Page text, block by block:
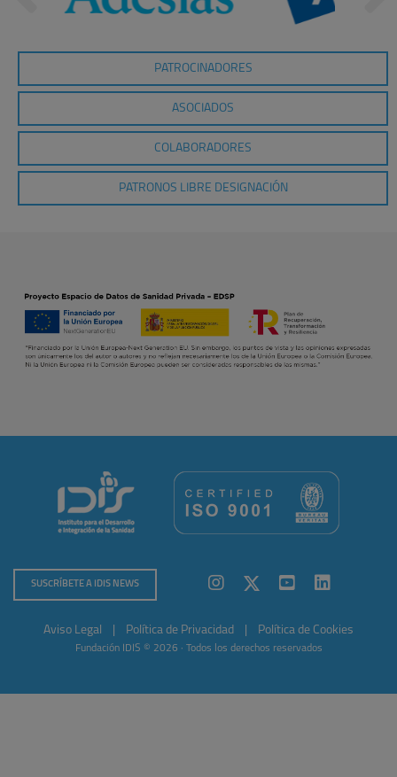
PATROCINADORES
ASOCIADOS
COLABORADORES
PATRONOS LIBRE DESIGNACIÓN
SUSCRÍBETE A IDIS NEWS
Aviso Legal Política de Privacidad Política de Cookies
Fundación IDIS © 2026 · Todos los derechos reservados